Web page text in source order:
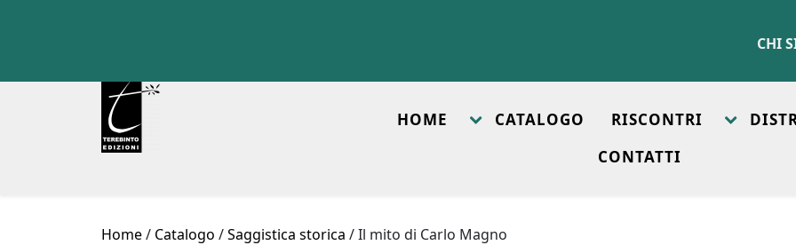
CHI
HOME CATALOGO RISCONTRI
CONTATTI
Home/ Catalogo /Saggistica storica / Il mito di Carlo Magno